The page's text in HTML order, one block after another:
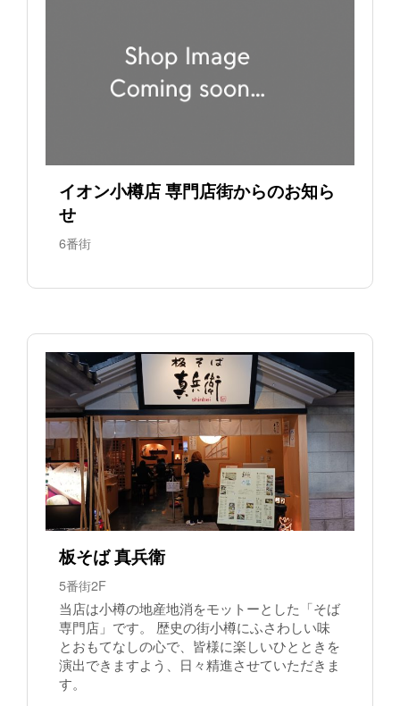
イオン小樽店 専門店街からのお知ら
せ
6番街
板そば 真兵衛
5番街2F
当店は小樽の地産地消をモットーとした「そば
専門店」です。 歴史の街小樽にふさわしい味
とおもてなしの心で、皆様に楽しいひとときを
演出できますよう、日々精進させていただきま
す。